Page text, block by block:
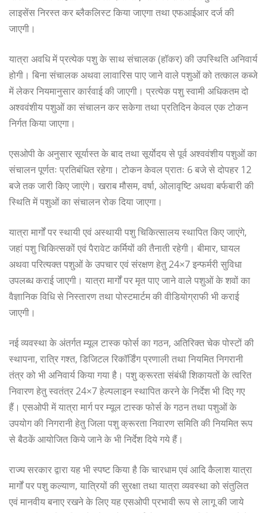
लाइसेंस निरस्त कर ब्लैकलिस्ट किया जाएगा तथा एफआईआर दर्ज की
जाएगी।
यात्रा अवधि में प्रत्येक पशु के साथ संचालक (हॉकर) की उपस्थिति अनिवार्य
होगी। बिना संचालक अथवा लावारिस पाए जाने वाले पशुओं को तत्काल कब्जे
में लेकर नियमानुसार कार्रवाई की जाएगी। प्रत्येक पशु स्वामी अधिकतम दो
अश्ववंशीय पशुओं का संचालन कर सकेगा तथा प्रतिदिन केवल एक टोकन
निर्गत किया जाएगा।
एसओपी के अनुसार सूर्यास्त के बाद तथा सूर्याेदय से पूर्व अश्ववंशीय पशुओं का
संचालन पूर्णतः प्रतिबंधित रहेगा। टोकन केवल प्रातः 6 बजे से दोपहर 12
बजे तक जारी किए जाएंगे। खराब मौसम, वर्षा, ओलावृष्टि अथवा बर्फबारी की
स्थिति में पशुओं का संचालन रोक दिया जाएगा।
यात्रा मार्गों पर स्थायी एवं अस्थायी पशु चिकित्सालय स्थापित किए जाएंगे,
जहां पशु चिकित्सकों एवं पैरावेट कर्मियों की तैनाती रहेगी। बीमार, घायल
अथवा परित्यक्त पशुओं के उपचार एवं संरक्षण हेतु 24×7 इन्फर्मरी सुविधा
उपलब्ध कराई जाएगी। यात्रा मार्गों पर मृत पाए जाने वाले पशुओं के शवों का
वैज्ञानिक विधि से निस्तारण तथा पोस्टमार्टम की वीडियोग्राफी भी कराई
जाएगी।
नई व्यवस्था के अंतर्गत म्यूल टास्क फोर्स का गठन, अतिरिक्त चेक पोस्टों की
स्थापना, रात्रि गश्त, डिजिटल रिकॉर्डिंग प्रणाली तथा नियमित निगरानी
तंत्र को भी अनिवार्य किया गया है। पशु क्रूरता संबंधी शिकायतों के त्वरित
निवारण हेतु स्वतंत्र 24×7 हेल्पलाइन स्थापित करने के निर्देश भी दिए गए
हैं। एसओपी में यात्रा मार्ग पर म्यूल टास्क फोर्स के गठन तथा पशुओं के
उपयोग की निगरानी हेतु जिला पशु क्रूरता निवारण समिति की नियमित रूप
से बैठकें आयोजित किये जाने के भी निर्देश दिये गये हैं।
राज्य सरकार द्वारा यह भी स्पष्ट किया है कि चारधाम एवं आदि कैलाश यात्रा
मार्गों पर पशु कल्याण, यात्रियों की सुरक्षा तथा यात्रा व्यवस्था को संतुलित
एवं मानवीय बनाए रखने के लिए यह एसओपी प्रभावी रूप से लागू की जाये